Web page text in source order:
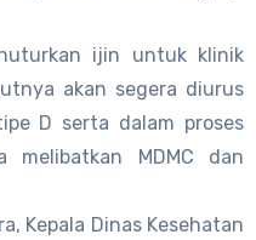
ijin untuk klinik
akan segera diurus
D serta dalam proses
melibatkan MDMC dan
Kepala Dinas Kesehatan